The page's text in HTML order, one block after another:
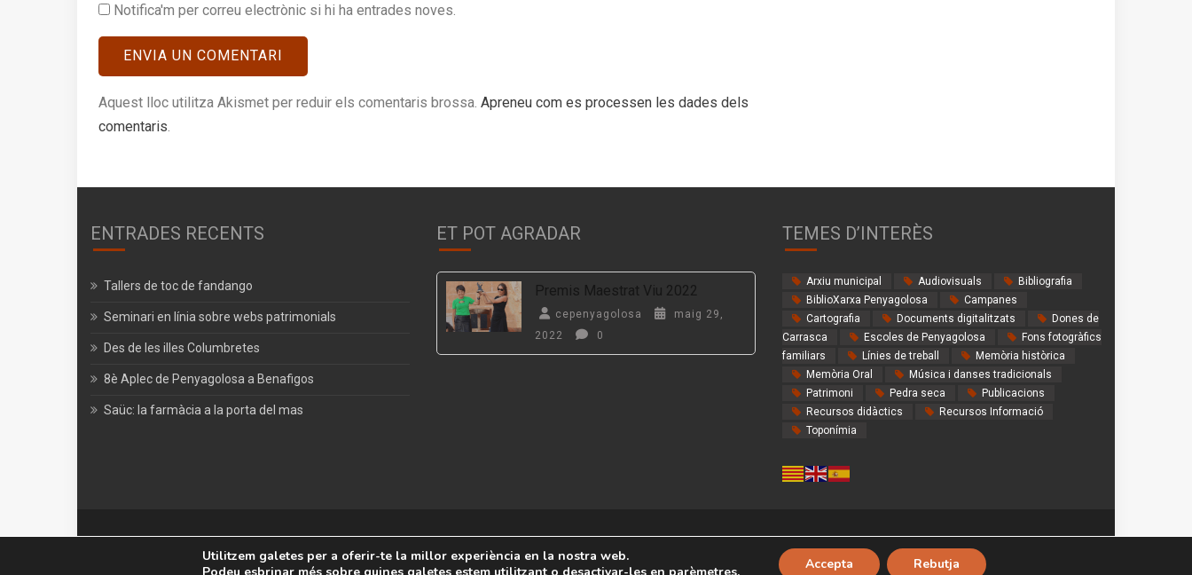
Notifica'm per correu electrònic si hi ha entrades noves.
Aquest lloc utilitza Akismet per reduir els comentaris brossa. Apreneu com es processen les dades dels
comentaris
ENTRADES RECENTS
Tallers de toc de fandango
Seminari en línia sobre webs patrimonials
Des de les illes Columbretes
8è Aplec de Penyagolosa a Benafigos
Saüc: la farmàcia a la porta del mas
ET POT AGRADAR
Premis Maestrat Viu 2022
cepenyagolosa
maig 29,
2022
0
TEMES D’INTERÈS
Arxiu municipal Audiovisuals
Bibliografia
BiblioXarxa Penyagolosa
Campanes
Cartografia
Documents digitalitzats
Dones de
Carrasca
Escoles de Penyagolosa
Fons fotogràfics
familiars
Línies de treball
Memòria històrica
Memòria Oral
Música i danses tradicionals
Patrimoni
Pedra seca
Publicacions
Recursos didàctics
Recursos Informació
Toponímia
Centre d´Estudis de Penyagolosa©|Theme: OnlineMag byeVisionThemes
Utilitzem galetes per a oferir-te la millor experiència en la nostra web.
Podeu esbrinar més sobre quines galetes estem utilitzant o desactivar-les en
. Accepta Rebutja